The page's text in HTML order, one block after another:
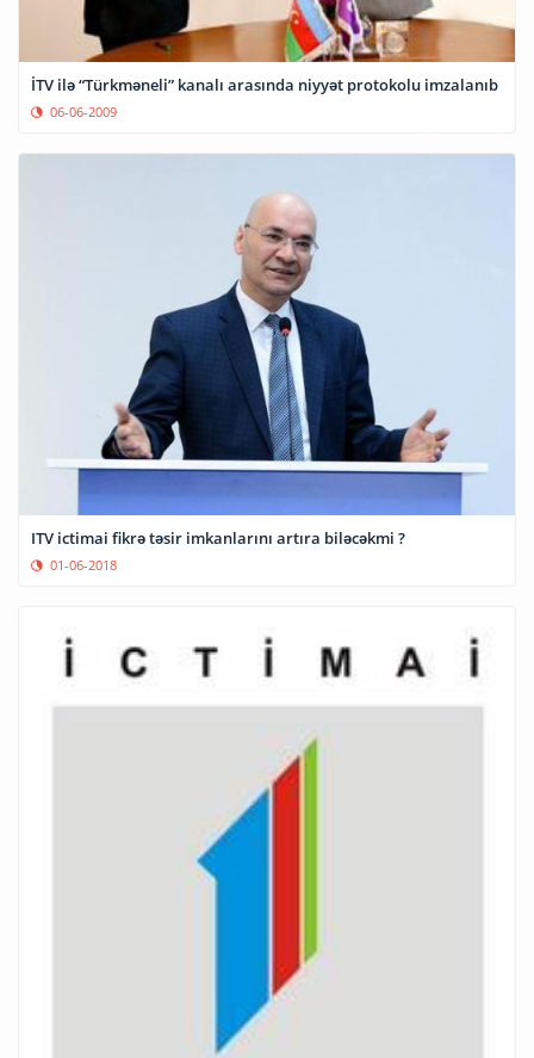
İTV ilə “Türkməneli” kanalı arasında niyyət protokolu imzalanıb
06-06-2009
ITV ictimai fikrə təsir imkanlarını artıra biləcəkmi ?
01-06-2018